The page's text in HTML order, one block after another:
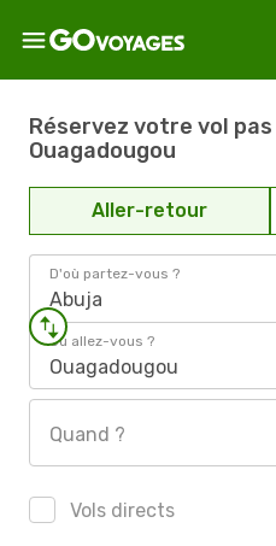
Réservez votre vol
Ouagadougou
Aller-retour
D'où partez-vous ?
Abuja
Où allez-vous ?
Ouagadougou
Quand ?
Vols directs